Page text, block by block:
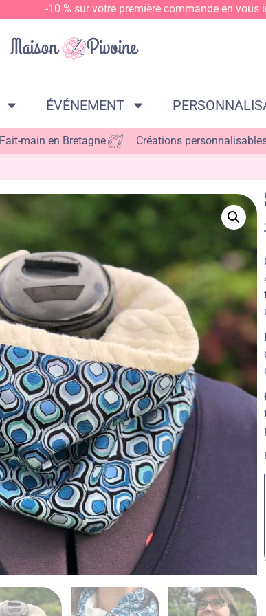
-10 % sur votre première commande en vous
ÉVÉNEMENT
Fait-main en Bretagne
Créations